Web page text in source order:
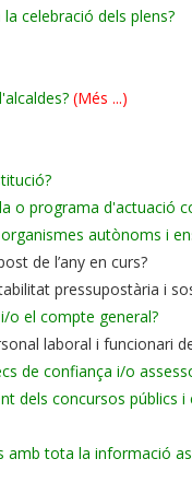
celebració dels plens?
(Més ...)
o programa d'actuació
autònoms i
de l’any en curs?
pressupostària i
o el compte general?
laboral i funcionari
de confiança i/o
dels concursos públics i
tota la informació